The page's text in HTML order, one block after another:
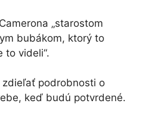
„starostom
bubákom, ktorý to
to videli“.
podrobnosti o
keď budú potvrdené.